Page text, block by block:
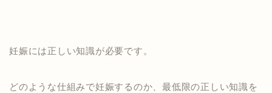
妊娠には正しい知識が必要です。
どのような仕組みで妊娠するのか、最低限の正しい知識を